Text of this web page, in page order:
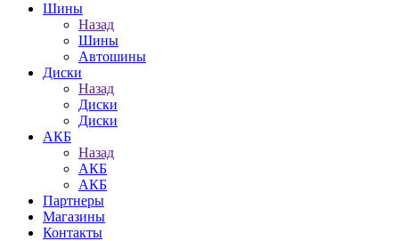
Шины
Назад
Шины
Автошины
Диски
Назад
Диски
Диски
АКБ
Назад
АКБ
АКБ
Партнеры
Магазины
Контакты